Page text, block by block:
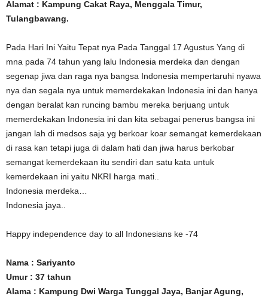
Alamat : Kampung Cakat Raya, Menggala Timur,
Tulangbawang.
Pada Hari Ini Yaitu Tepat nya Pada Tanggal 17 Agustus Yang di
mna pada 74 tahun yang lalu Indonesia merdeka dan dengan
segenap jiwa dan raga nya bangsa Indonesia mempertaruhi nyawa
nya dan segala nya untuk memerdekakan Indonesia ini dan hanya
dengan beralat kan runcing bambu mereka berjuang untuk
memerdekakan Indonesia ini dan kita sebagai penerus bangsa ini
jangan lah di medsos saja yg berkoar koar semangat kemerdekaan
di rasa kan tetapi juga di dalam hati dan jiwa harus berkobar
semangat kemerdekaan itu sendiri dan satu kata untuk
kemerdekaan ini yaitu NKRI harga mati..
Indonesia merdeka…
Indonesia jaya..
Happy independence day to all Indonesians ke -74
Nama : Sariyanto
Umur : 37 tahun
Alama : Kampung Dwi Warga Tunggal Jaya, Banjar Agung,